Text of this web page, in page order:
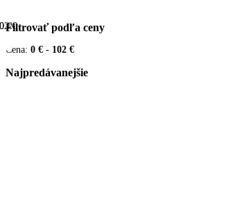
Filtrovať podľa ceny
0 €€
Cena: 0 € - 102 €
Najpredávanejšie